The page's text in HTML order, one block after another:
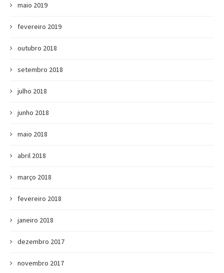
maio 2019
fevereiro 2019
outubro 2018
setembro 2018
julho 2018
junho 2018
maio 2018
abril 2018
março 2018
fevereiro 2018
janeiro 2018
dezembro 2017
novembro 2017